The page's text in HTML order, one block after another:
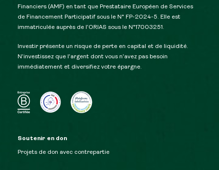
Financiers (AMF) en tant que Prestataire Européen de Services
de Financement Participatif sous le N° FP-2024-5. Elle est
immatriculée auprès de l’ORIAS sous le N°17003251.
Investir présente un risque de perte en capital et de liquidité.
N’investissez que l’argent dont vous n’avez pas besoin
immédiatement et diversifiez votre épargne.
Soutenir en don
Projets de don avec contrepartie